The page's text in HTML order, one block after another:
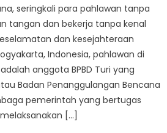
seringkali para pahlawan tanpa
tangan dan bekerja tanpa kenal
dan kesejahteraan
Indonesia, pahlawan di
anggota BPBD Turi yang
Badan Penanggulangan Bencana
pemerintah yang bertugas
[…]